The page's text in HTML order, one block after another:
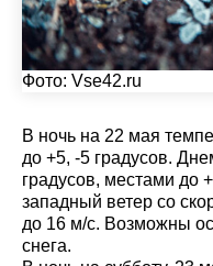
Фото: Vse42.ru
В ночь на 22 мая
до +5, -5 градусов.
градусов, местами до
западный ветер со
до 16 м/с. Возможны
снега.